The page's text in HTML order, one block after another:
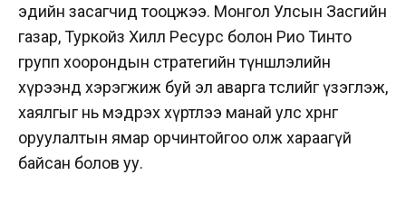
эдийн засагчид тооцжээ. Монгол Улсын Засгийн
газар, Туркойз Хилл Ресурс болон Рио Тинто
групп хоорондын стратегийн түншлэлийн
хүрээнд хэрэгжиж буй эл аварга төслийг үзэглэж,
хаялгыг нь мэдрэх хүртлээ манай улс хөрөнгө
оруулалтын ямар орчинтойгоо олж хараагүй
байсан болов уу.